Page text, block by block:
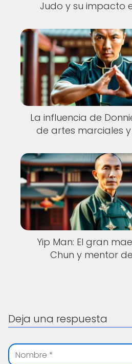
Judo y su impacto
La influencia de
de artes marciales y
Yip Man: El gran
Chun y mentor
Deja una respuesta